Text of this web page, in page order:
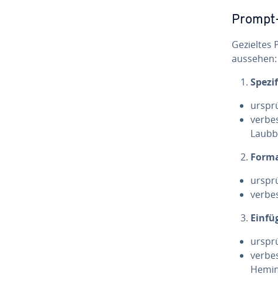
Gezieltes
aussehen: